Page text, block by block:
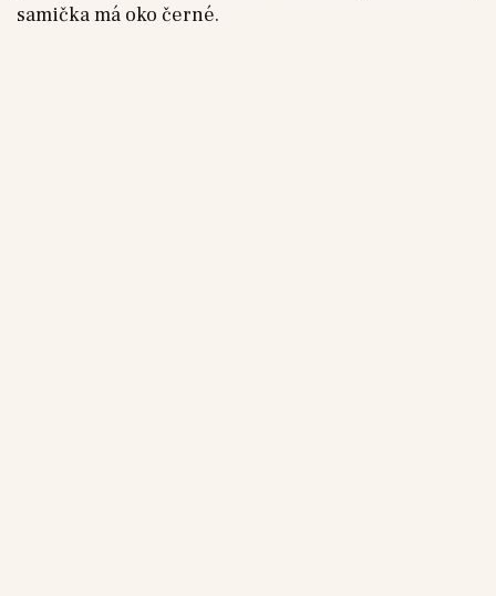
samička má oko černé.